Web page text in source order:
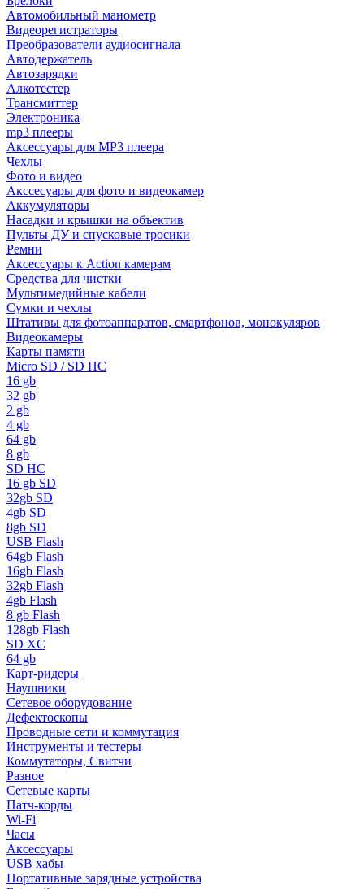
Автомобильный манометр
Видеорегистраторы
Преобразователи аудиосигнала
Автодержатель
Автозарядки
Алкотестер
Трансмиттер
Электроника
mp3 плееры
Аксессуары для MP3 плеера
Чехлы
Фото и видео
Акссесуары для фото и видеокамер
Аккумуляторы
Насадки и крышки на объектив
Пульты ДУ и спусковые тросики
Ремни
Аксессуары к Action камерам
Средства для чистки
Мультимедийные кабели
Сумки и чехлы
Штативы для фотоаппаратов, смартфонов, монокуляров
Видеокамеры
Карты памяти
Micro SD / SD HC
16 gb
32 gb
2 gb
4 gb
64 gb
8 gb
SD HC
16 gb SD
32gb SD
4gb SD
8gb SD
USB Flash
64gb Flash
16gb Flash
32gb Flash
4gb Flash
8 gb Flash
128gb Flash
SD XC
64 gb
Карт-ридеры
Наушники
Сетевое оборудование
Дефектоскопы
Проводные сети и коммутация
Инструменты и тестеры
Коммутаторы, Свитчи
Разное
Сетевые карты
Патч-корды
Wi-Fi
Часы
Аксессуары
USB хабы
Портативные зарядные устройства